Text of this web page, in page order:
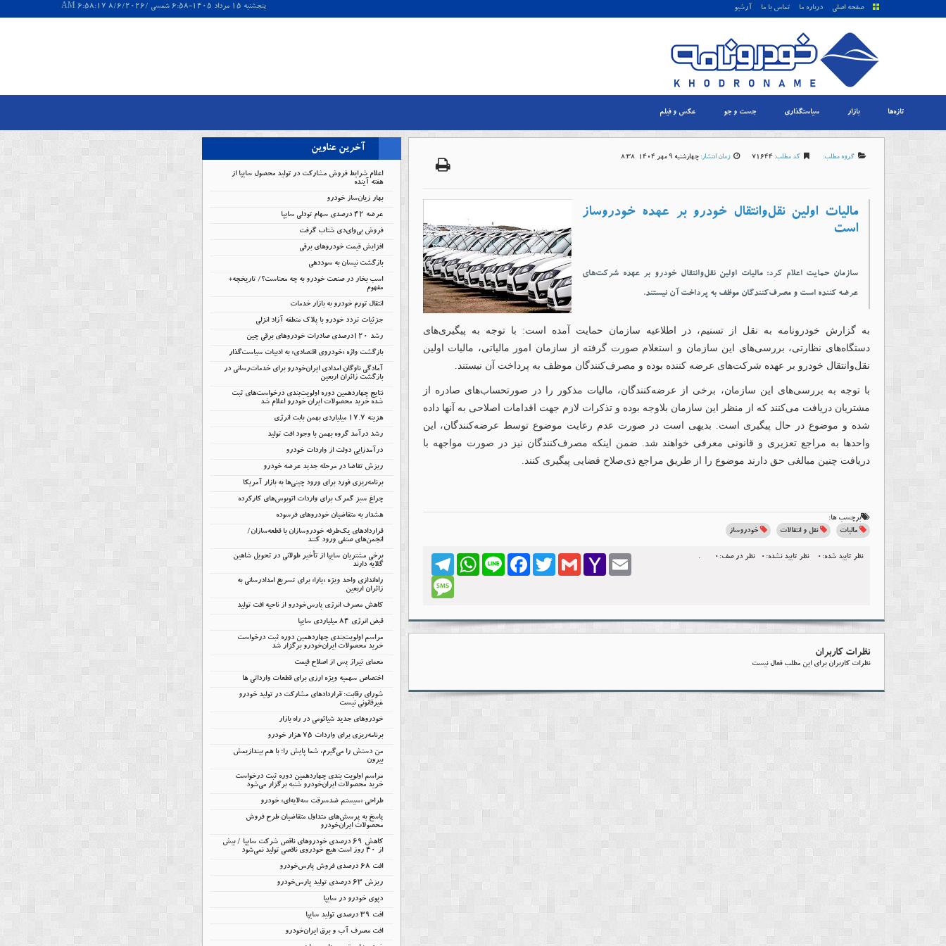
صفحه اصلی درباره ما تماس با ما آرشیو پنجشنبه 15 مرداد 1405-6:58 شمسی /8/6/2026 6:58:17 AM
سیاستگذاری بازار تازه‌ها عکس و فیلم جست و جو
گروه مطلب: کد مطلب: 71644 زمان انتشار: چهارشنبه 9 مهر 1404-8:38
مالیات اولین نقل‌وانتقال خودرو بر عهده خودروساز
است
سازمان حمایت اعلام کرد: مالیات اولین نقل‌وانتقال خودرو بر عهده شرکت‌های
عرضه کننده است و مصرف‌کنندگان موظف به پرداخت آن نیستند.
به گزارش خودرونامه به نقل از تسنیم، در اطلاعیه سازمان حمایت آمده است: با توجه به پیگیری‌های
دستگاه‌های نظارتی، بررسی‌های این سازمان و استعلام صورت گرفته از سازمان امور مالیاتی، مالیات اولین
نقل‌وانتقال خودرو بر عهده شرکت‌های عرضه کننده بوده و مصرف‌کنندگان موظف به پرداخت آن نیستند.
با توجه به بررسی‌های این سازمان، برخی از عرضه‌کنندگان، مالیات مذکور را در صورتحساب‌های صادره از
مشتریان دریافت می‌کنند که از منظر این سازمان بلاوجه بوده و تذکرات لازم جهت اقدامات اصلاحی به آنها داده
شده و موضوع در حال پیگیری است. بدیهی است در صورت عدم رعایت موضوع توسط عرضه‌کنندگان، این
واحدها به مراجع تعزیری و قانونی معرفی خواهند شد. ضمن اینکه مصرف‌کنندگان نیز در صورت مواجهه با
دریافت چنین مبالغی حق دارند موضوع را از طریق مراجع ذی‌صلاح قضایی پیگیری کنند.
برچسب ها:
مالیات
نقل و انتقالات خودروساز
نظر تایید شده:0 نظر تایید نشده:0 نظر در صف:0 .
TelegramWhatsApp LineFacebook Twitter Gmail
Yahoo
Email
Message
نظرات کاربران
نظرات کاربران برای این مطلب فعال نیست
آخرین عناوین
اعلام شرایط فروش مشارکت در تولید محصول سایپا از
هفته آینده
بهار زیان‌ساز خودرو
عرضه ۴۲ درصدی سهام تودلی سایپا
فروش بی‌وای‌دی شتاب گرفت
افزایش قیمت خودروهای برقی
بازگشت نیسان به سوددهی
اسب بخار در صنعت خودرو به چه معناست؟/ تاریخچه+
مفهوم
انتقال تورم خودرو به بازار خدمات
جزئیات تردد خودرو با پلاک منطقه آزاد انزلی
رشد ۱۲۰درصدی صادرات خودروهای برقی چین
بازگشت واژه «خودروی اقتصادی» به ادبیات سیاست‌گذار
آمادگی ناوگان امدادی ایران‌خودرو برای خدمات‌رسانی در
بازگشت زائران اربعین
نتایج چهاردهمین دوره اولویت‌بندی درخواست‌های ثبت
شده خرید محصولات ایران خودرو اعلام شد
هزینه ۱۷.۷ میلیاردی بهمن بابت انرژی
رشد درآمد گروه بهمن با وجود افت تولید
درآمدزایی دولت از واردات خودرو
ریزش تقاضا در مرحله جدید عرضه خودرو
برنامه‌ریزی فورد برای ورود چینی‌ها به بازار آمریکا
چراغ سبز گمرک برای واردات اتوبوس‌های کارکرده
هشدار به متقاضیان خودروهای فرسوده
قراردادهای یک‌طرفه خودروسازان با قطعه‌سازان/
انجمن‌های صنفی ورود کنند
برخی مشتریان سایپا از تأخیر طولانی در تحویل شاهین
گلایه دارند
راه‌اندازی واحد ویژه «یارا» برای تسریع امدادرسانی به
زائران اربعین
کاهش مصرف انرژی پارس‌خودرو از ناحیه افت تولید
قبض انرژی ۸۴ میلیاردی سایپا
مراسم اولویت‌بندی چهاردهمین دوره ثبت درخواست
خرید محصولات ایران‌خودرو برگزار شد
معمای تیراژ پس از اصلاح قیمت
اختصاص سهمیه ویژه ارزی برای قطعات وارداتی ها
شورای رقابت: قراردادهای مشارکت در تولید خودرو
غیرقانونی نیست
خودروهای جدید شیائومی در راه بازار
برنامه‌ریزی برای واردات ۷۵ هزار خودرو
من دستش را می‌گیرم، شما پایش را؛ با هم بیندازیمش
بیرون
مراسم اولویت بندی چهاردهمین دوره ثبت درخواست
خرید محصولات ایران‌خودرو شنبه برگزار می‌شود
طراحی «سیستم ضدسرقت سه‌لایه‌ای» خودرو
پاسخ به پرسش‌های متداول متقاضیان طرح فروش
محصولات ایران‌خودرو
کاهش ۶۹ درصدی خودروهای ناقص شرکت سایپا / بیش
از ۴۰ روز است هیچ خودروی ناقصی تولید نمی‌شود
افت 68 درصدی فروش پارس‌خودرو
ریزش 63 درصدی تولید پارس‌خودرو
دپوی خودرو در سایپا
افت ۳۹ درصدی تولید سایپا
افت مصرف آب و برق ایران‌خودرو